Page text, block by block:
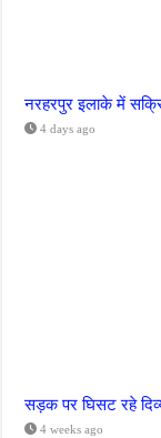
नरहरपुर इलाके में
4 days ago
सड़क पर घिसट रहे
4 weeks ago